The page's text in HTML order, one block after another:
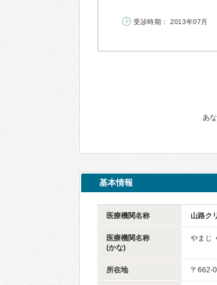
受診時期： 2013年07月
あ
基本情報
医療機関名称 山路ク
医療機関名称
(かな)
やまじ
所在地 〒662-